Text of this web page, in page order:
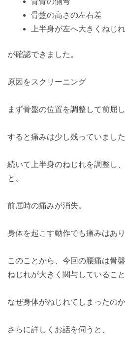
骨盤の高さの左右差
上半身が左へ大きくねじ
が確認できました。
原因をスクリーニング
まず骨盤の位置を調整して前屈
すると痛みは少し残っていました
続いて上半身のねじれを調整し
と、
前屈時の痛みが消失。
身体を起こす動作でも痛みはあ
このことから、今回の腰痛は骨
ねじれが大きく関与しているこ
なぜ身体がねじれてしまったの
さらに詳しくお話を伺うと、